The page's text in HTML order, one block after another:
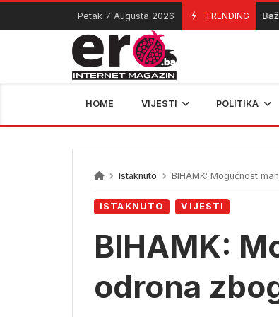
Skip
content
Petak 7 Augusta 2026 TRENDING
07/08/2026 Baždar
HOME VIJESTI POLITIKA
Istaknuto BIHAMK: Mogućnost
ISTAKNUTO VIJESTI
BIHAMK:
odrona